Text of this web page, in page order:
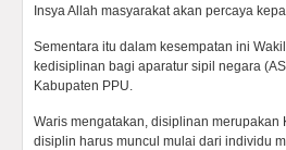
Insya Allah masyarakat akan percaya
Sementara itu dalam kesempatan ini
kedisiplinan bagi aparatur sipil negara
Kabupaten PPU.
Waris mengatakan, disiplinan
disiplin harus muncul mulai dari individu